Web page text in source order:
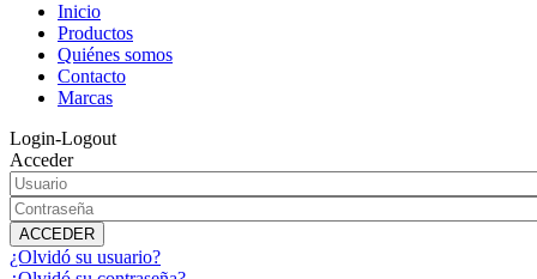
Inicio
Productos
Quiénes somos
Contacto
Marcas
Login-Logout
Acceder
¿Olvidó su usuario?